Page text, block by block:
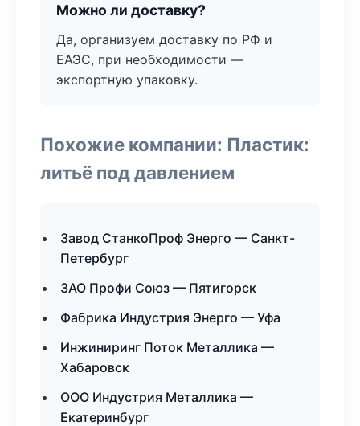
Можно ли доставку?
Да, организуем доставку по РФ и
ЕАЭС, при необходимости —
экспортную упаковку.
Похожие компании: Пластик:
литьё под давлением
Завод СтанкоПроф Энерго — Санкт-
Петербург
ЗАО Профи Союз — Пятигорск
Фабрика Индустрия Энерго — Уфа
Инжиниринг Поток Металлика —
Хабаровск
ООО Индустрия Металлика —
Екатеринбург